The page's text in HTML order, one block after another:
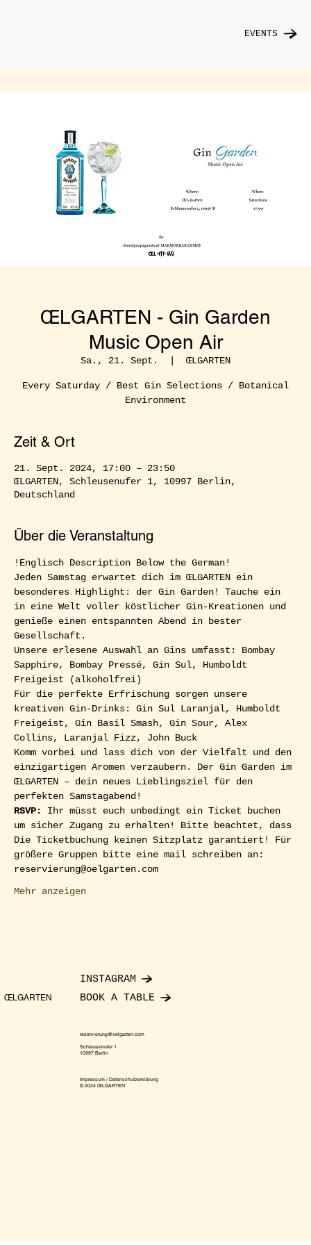
EVENTS
ŒLGARTEN - Gin Garden
Music Open Air
Sa., 21. Sept.
  |
ŒLGARTEN
Every Saturday / Best Gin Selections / Botanical
Environment
Zeit & Ort
21. Sept. 2024, 17:00 – 23:50
ŒLGARTEN, Schleusenufer 1, 10997 Berlin,
Deutschland
Über die Veranstaltung
!Englisch Description Below the German!
Jeden Samstag erwartet dich im ŒLGARTEN ein
besonderes Highlight: der Gin Garden! Tauche ein
in eine Welt voller köstlicher Gin-Kreationen und
genieße einen entspannten Abend in bester
Gesellschaft.
Unsere erlesene Auswahl an Gins umfasst: Bombay
Sapphire, Bombay Pressé, Gin Sul, Humboldt
Freigeist (alkoholfrei)
Für die perfekte Erfrischung sorgen unsere
kreativen Gin-Drinks: Gin Sul Laranjal, Humboldt
Freigeist, Gin Basil Smash, Gin Sour, Alex
Collins, Laranjal Fizz, John Buck
Komm vorbei und lass dich von der Vielfalt und den
einzigartigen Aromen verzaubern. Der Gin Garden im
ŒLGARTEN – dein neues Lieblingsziel für den
perfekten Samstagabend!
RSVP: Ihr müsst euch unbedingt ein Ticket buchen
um sicher Zugang zu erhalten! Bitte beachtet, dass
Die Ticketbuchung keinen Sitzplatz garantiert! Für
größere Gruppen bitte eine mail schreiben an:
reservierung@oelgarten.com
Mehr anzeigen
ŒLGARTEN
INSTAGRAM
BOOK A TABLE
reservierung@oelgarten.com
Schleusenufer 1
10997 Berlin
Impressum / Datenschutzerklärung
© 2024 ŒLGARTEN